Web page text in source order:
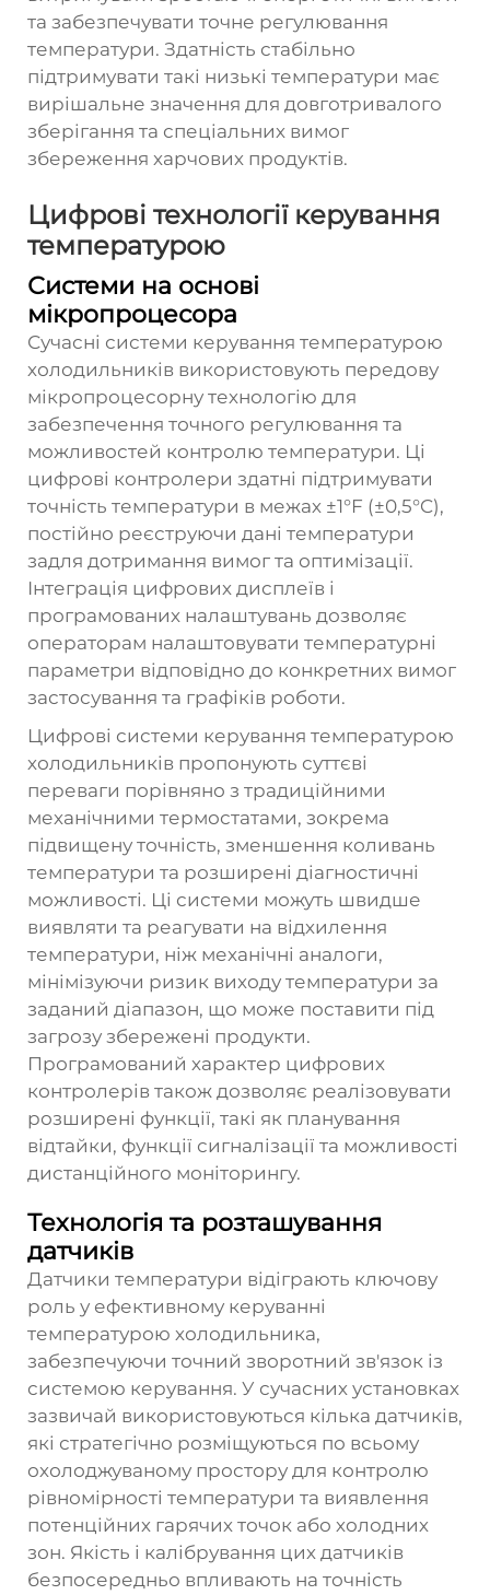
та забезпечувати точне регулювання
температури. Здатність стабільно
підтримувати такі низькі температури має
вирішальне значення для довготривалого
зберігання та спеціальних вимог
збереження харчових продуктів.
Цифрові технології керування
температурою
Системи на основі
мікропроцесора
Сучасні системи керування температурою
холодильників використовують передову
мікропроцесорну технологію для
забезпечення точного регулювання та
можливостей контролю температури. Ці
цифрові контролери здатні підтримувати
точність температури в межах ±1°F (±0,5°C),
постійно реєструючи дані температури
задля дотримання вимог та оптимізації.
Інтеграція цифрових дисплеїв і
програмованих налаштувань дозволяє
операторам налаштовувати температурні
параметри відповідно до конкретних вимог
застосування та графіків роботи.
Цифрові системи керування температурою
холодильників пропонують суттєві
переваги порівняно з традиційними
механічними термостатами, зокрема
підвищену точність, зменшення коливань
температури та розширені діагностичні
можливості. Ці системи можуть швидше
виявляти та реагувати на відхилення
температури, ніж механічні аналоги,
мінімізуючи ризик виходу температури за
заданий діапазон, що може поставити під
загрозу збережені продукти.
Програмований характер цифрових
контролерів також дозволяє реалізовувати
розширені функції, такі як планування
відтайки, функції сигналізації та можливості
дистанційного моніторингу.
Технологія та розташування
датчиків
Датчики температури відіграють ключову
роль у ефективному керуванні
температурою холодильника,
забезпечуючи точний зворотний зв'язок із
системою керування. У сучасних установках
зазвичай використовуються кілька датчиків,
які стратегічно розміщуються по всьому
охолоджуваному простору для контролю
рівномірності температури та виявлення
потенційних гарячих точок або холодних
зон. Якість і калібрування цих датчиків
безпосередньо впливають на точність